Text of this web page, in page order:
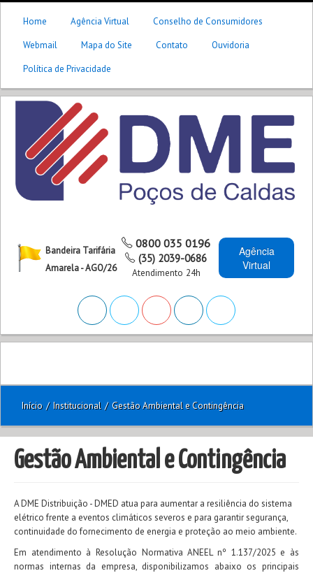
Home Agência Virtual
Conselho de Consumidores
Webmail
Mapa do Site Contato
Ouvidoria
Política de Privacidade
Bandeira Tarifária
Amarela - AGO/26
0800 035 0196
(35) 2039-0686
Atendimento 24h
Agência
Virtual
Início / Institucional / Gestão Ambiental e Contingência
Gestão Ambiental e Contingência
A DME Distribuição - DMED atua para aumentar a resiliência do sistema
elétrico frente a eventos climáticos severos e para garantir segurança,
continuidade do fornecimento de energia e proteção ao meio ambiente.
Em atendimento à Resolução Normativa ANEEL nº 1.137/2025 e às
normas internas da empresa, disponibilizamos abaixo os principais